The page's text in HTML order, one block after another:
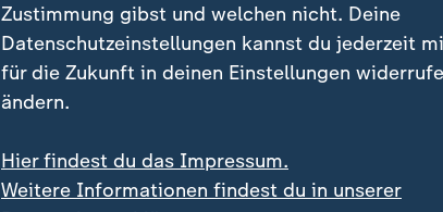
Zustimmung gibst und welchen nicht. Deine
Datenschutzeinstellungen kannst du jederzeit
für die Zukunft in deinen Einstellungen
ändern.
Hier findest du das Impressum.
Weitere Informationen findest du in unserer